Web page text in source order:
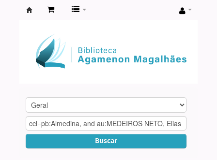
Agamenon
Magalhães
Buscar